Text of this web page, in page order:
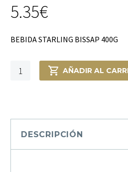
5.35€
BEBIDA STARLING BISSAP 400G
BEBIDA
STARLING
AÑADIR AL
DESCRIPCIÓN